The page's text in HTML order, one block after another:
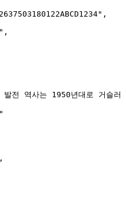
전 역사는 1950년대로 거슬러